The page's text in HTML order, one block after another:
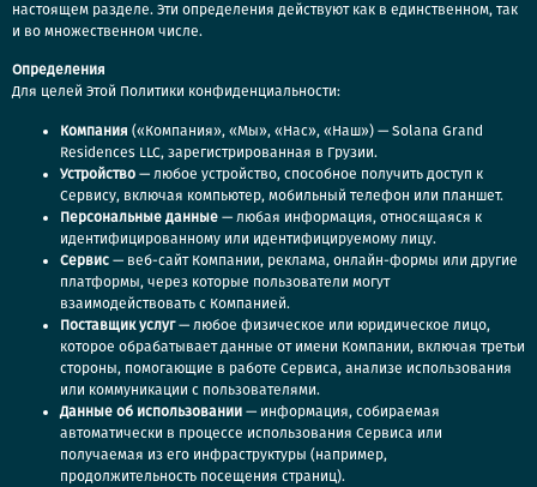
настоящем разделе. Эти определения действуют как в единственном, так
и во множественном числе.
Определения
Для целей Этой Политики конфиденциальности:
Компания («Компания», «Мы», «Нас», «Наш») — Solana Grand
Residences LLC, зарегистрированная в Грузии.
Устройство — любое устройство, способное получить доступ к
Сервису, включая компьютер, мобильный телефон или планшет.
Персональные данные — любая информация, относящаяся к
идентифицированному или идентифицируемому лицу.
Сервис — веб-сайт Компании, реклама, онлайн-формы или другие
платформы, через которые пользователи могут
взаимодействовать с Компанией.
Поставщик услуг— любое физическое или юридическое лицо,
которое обрабатывает данные от имени Компании, включая третьи
стороны, помогающие в работе Сервиса, анализе использования
или коммуникации с пользователями.
Данные об использовании — информация, собираемая
автоматически в процессе использования Сервиса или
получаемая из его инфраструктуры (например,
продолжительность посещения страниц).